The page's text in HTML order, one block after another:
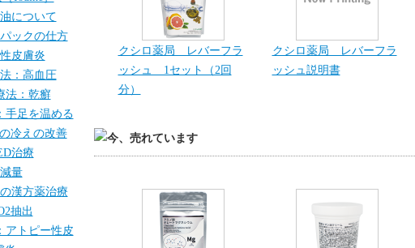
クシロ薬局 レバーフラ
ッシュ 1セット（2回
分）
クシロ薬局 レバーフラ
ッシュ説明書